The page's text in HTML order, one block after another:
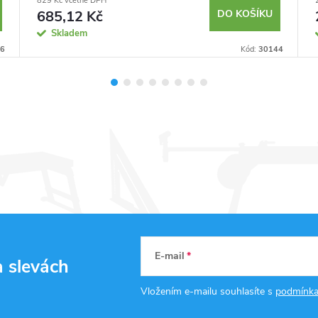
685,12 Kč
Skladem
DO KOŠÍKU
Kód: 30144
slevách E-mail
Vložením e-mailu souhlasíte s